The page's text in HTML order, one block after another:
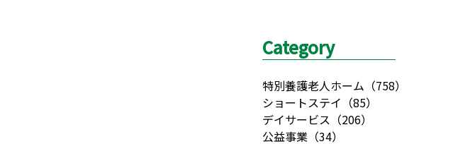
Category
特別養護老人ホーム （758）
ショートステイ （85）
デイサービス （206）
公益事業 （34）